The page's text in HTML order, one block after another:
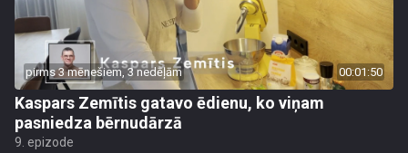
pirms 3 mēnešiem, 3 nedēļām 00:01:50
Kaspars Zemītis gatavo ēdienu, ko viņam
pasniedza bērnudārzā
9. epizode